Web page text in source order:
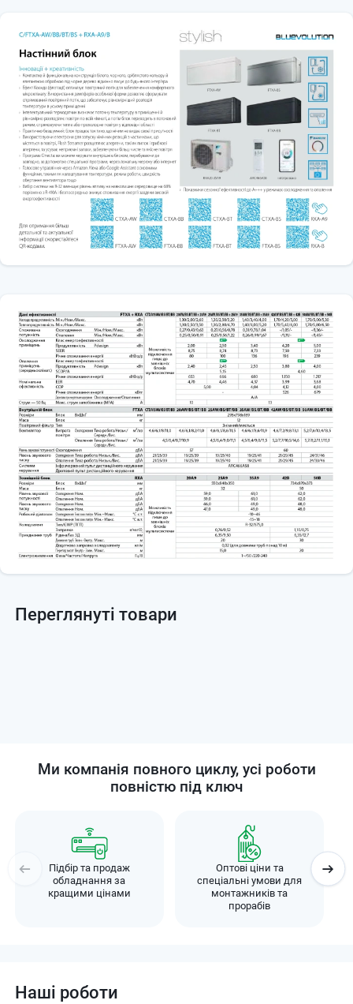
Переглянуті товари
Ми компанія повного циклу, усі роботи
повністю під ключ
Підбір та продаж
обладнання за
кращими цінами
Оптові ціни та
спеціальні умови для
монтажників та
прорабів
Наші роботи